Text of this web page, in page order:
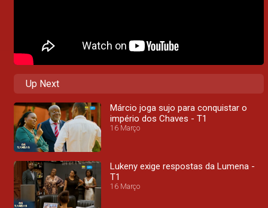
Up Next
Márcio joga sujo para conquistar o
império dos Chaves - T1
16 Março
Lukeny exige respostas da Lumena -
T1
16 Março